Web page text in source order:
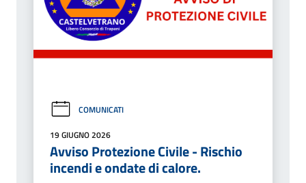
COMUNICATI
19 GIUGNO 2026
Avviso Protezione Civile - Rischio
incendi e ondate di calore.